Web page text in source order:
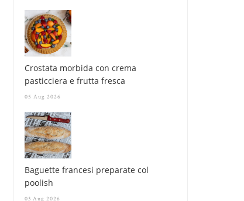
Crostata morbida con crema
pasticciera e frutta fresca
05 Aug 2026
Baguette francesi preparate col
poolish
03 Aug 2026